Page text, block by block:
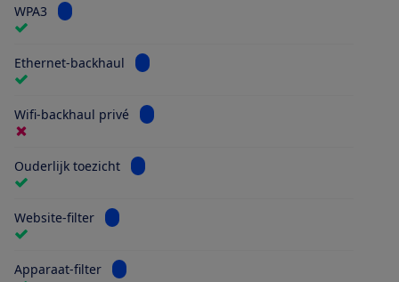
WPA3 Bekijk informatie voor WPA3
Ethernet-backhaul Bekijk informatie voor Ethernet-backhaul
Wifi-backhaul privé Bekijk informatie voor Wifi-backhaul privé
Ouderlijk toezicht Bekijk informatie voor Ouderlijk toezicht
Website-filter Bekijk informatie voor Website-filter
Apparaat-filter Bekijk informatie voor Apparaat-filter